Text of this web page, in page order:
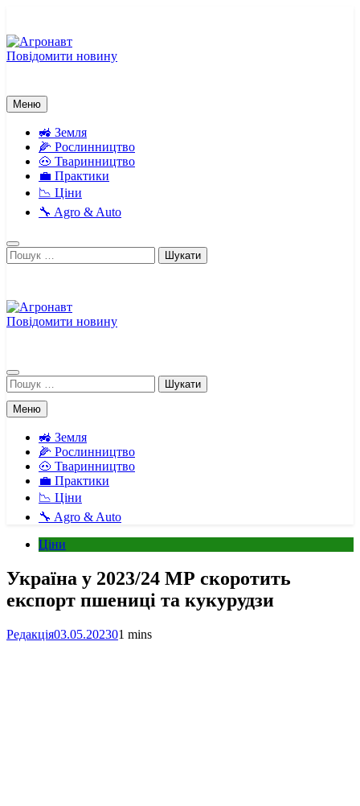
вмісту
Повідомити новину
Меню
🚜 Земля
🌽 Рослинництво
🐽 Тваринництво
💼 Практики
📉 Ціни
🔧 Agro & Auto
Пошук:
Повідомити новину
Пошук:
Меню
🚜 Земля
🌽 Рослинництво
🐽 Тваринництво
💼 Практики
📉 Ціни
🔧 Agro & Auto
Ціни
Україна у 2023/24 МР скоротить
експорт пшениці та кукурудзи
Редакція03.05.202301 mins